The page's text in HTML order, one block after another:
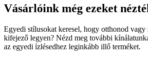
Vásárlóink még ezeket
Egyedi stílusokat keresel, hogy otthonod vagy
kifejező legyen? Nézd meg további
az egyedi ízlésedhez leginkább illő terméket.